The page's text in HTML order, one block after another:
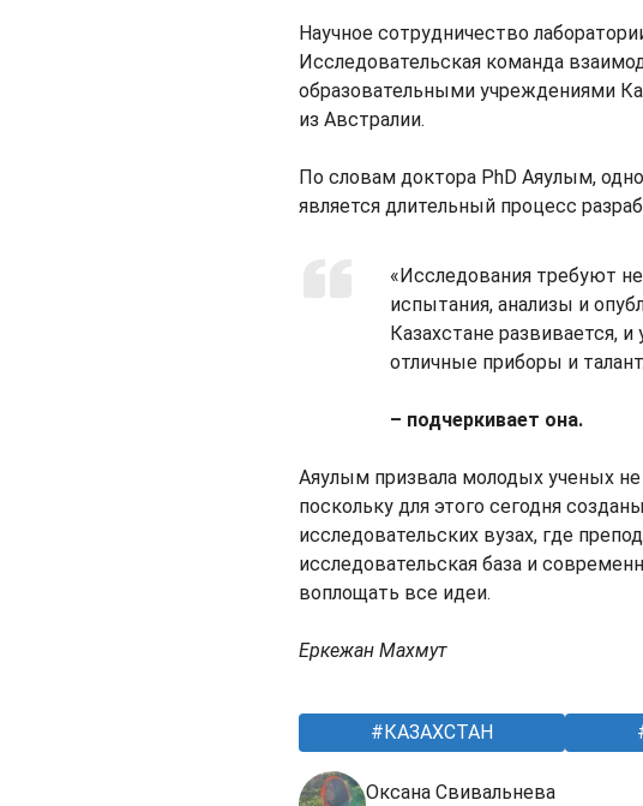
Научное сотрудничество
Исследовательская команда
образовательными учреждениями
из Австралии.
По словам доктора PhD Аяулым,
является длительный процесс
«Исследования требуют
испытания, анализы и
Казахстане развивается,
отличные приборы и
– подчеркивает она.
Аяулым призвала молодых ученых не
поскольку для этого сегодня
исследовательских вузах, где
исследовательская база и
воплощать все идеи.
Еркежан Махмут
КАЗАХСТАН
Оксана Свивальнева